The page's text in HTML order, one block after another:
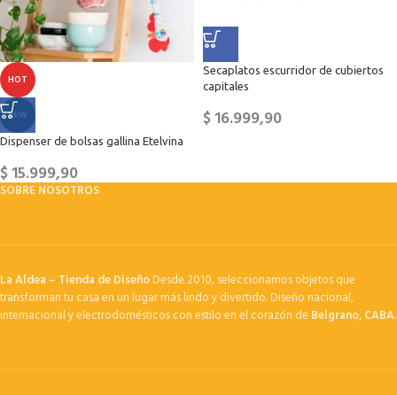
HOT
NEW
Dispenser de bolsas gallina Etelvina
$15.999,90
Secaplatos escurridor de cubiertos
capitales
$16.999,90
SOBRE NOSOTROS
La Aldea – Tienda de DiseñoDesde 2010, seleccionamos objetos que
transforman tu casa en un lugar más lindo y divertido. Diseño nacional,
internacional y electrodomésticos con estilo en el corazón de Belgrano, CABA.